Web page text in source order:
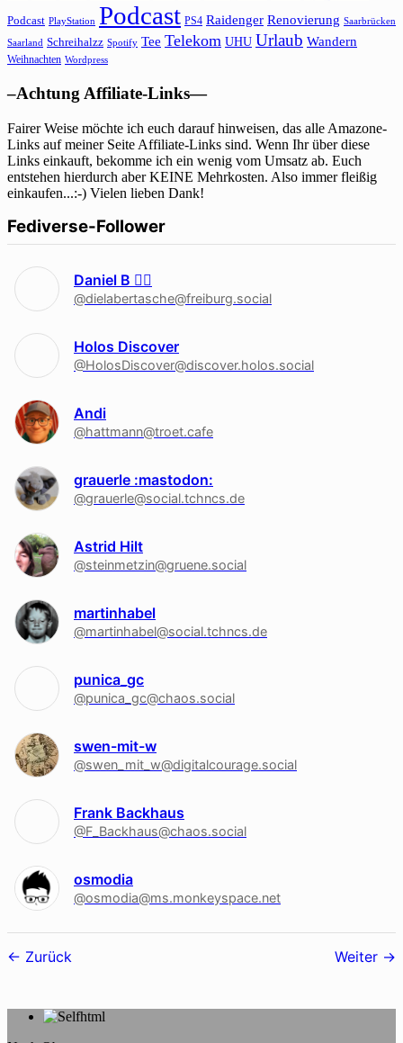
Podcast PlayStation Podcast PS4 Raidenger Renovierung Saarbrücken
Saarland Schreihalzz Spotify Tee Telekom UHU Urlaub Wandern
Weihnachten Wordpress
–Achtung Affiliate-Links—
Fairer Weise möchte ich euch darauf hinweisen, das alle Amazone-
Links auf meiner Seite Affiliate-Links sind. Wenn Ihr über diese
Links einkauft, bekomme ich ein wenig vom Umsatz ab. Euch
entstehen hierdurch aber KEINE Mehrkosten. Also immer fleißig
einkaufen...:-) Vielen lieben Dank!
Fediverse-Follower
Daniel B 🏳‍🌈
@dielabertasche@freiburg.social
Holos Discover
@HolosDiscover@discover.holos.social
Andi
@hattmann@troet.cafe
grauerle :mastodon:
@grauerle@social.tchncs.de
Astrid Hilt
@steinmetzin@gruene.social
martinhabel
@martinhabel@social.tchncs.de
punica_gc
@punica_gc@chaos.social
swen-mit-w
@swen_mit_w@digitalcourage.social
Frank Backhaus
@F_Backhaus@chaos.social
osmodia
@osmodia@ms.monkeyspace.net
Follower-
Zurück Weiter